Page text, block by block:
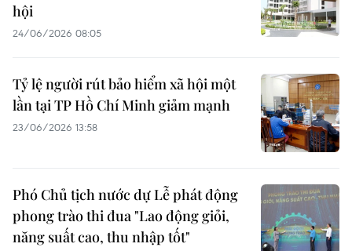
hội
24/06/2026 08:05
Tỷ lệ người rút bảo hiểm xã hội một
lần tại TP Hồ Chí Minh giảm mạnh
23/06/2026 13:58
Phó Chủ tịch nước dự Lễ phát động
phong trào thi đua "Lao động giỏi,
năng suất cao, thu nhập tốt"